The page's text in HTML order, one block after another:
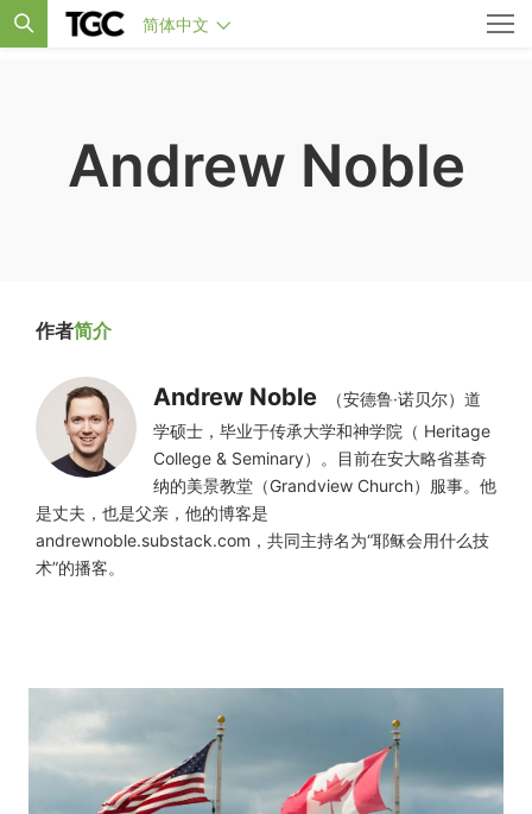
简体中文
Andrew Noble
作者简介
Andrew Noble
（安德鲁·诺贝尔）道
学硕士，毕业于传承大学和神学院（ Heritage
College & Seminary）。目前在安大略省基奇
纳的美景教堂（Grandview Church）服事。他
是丈夫，也是父亲，他的博客是
andrewnoble.substack.com，共同主持名为“耶稣会用什么技
术”的播客。